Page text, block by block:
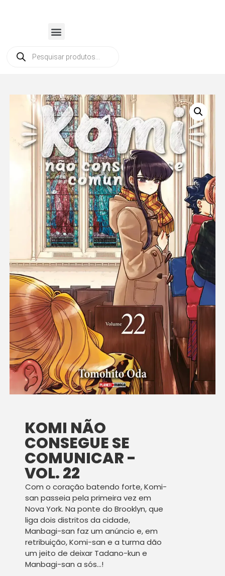
KOMI NÃO
CONSEGUE SE
COMUNICAR -
VOL. 22
Com o coração batendo forte, Komi-
san passeia pela primeira vez em
Nova York. Na ponte do Brooklyn, que
liga dois distritos da cidade,
Manbagi-san faz um anúncio e, em
retribuição, Komi-san e a turma dão
um jeito de deixar Tadano-kun e
Manbagi-san a sós…!